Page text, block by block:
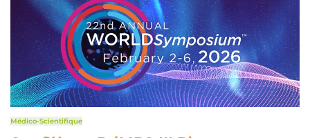
Médico-Scientifique